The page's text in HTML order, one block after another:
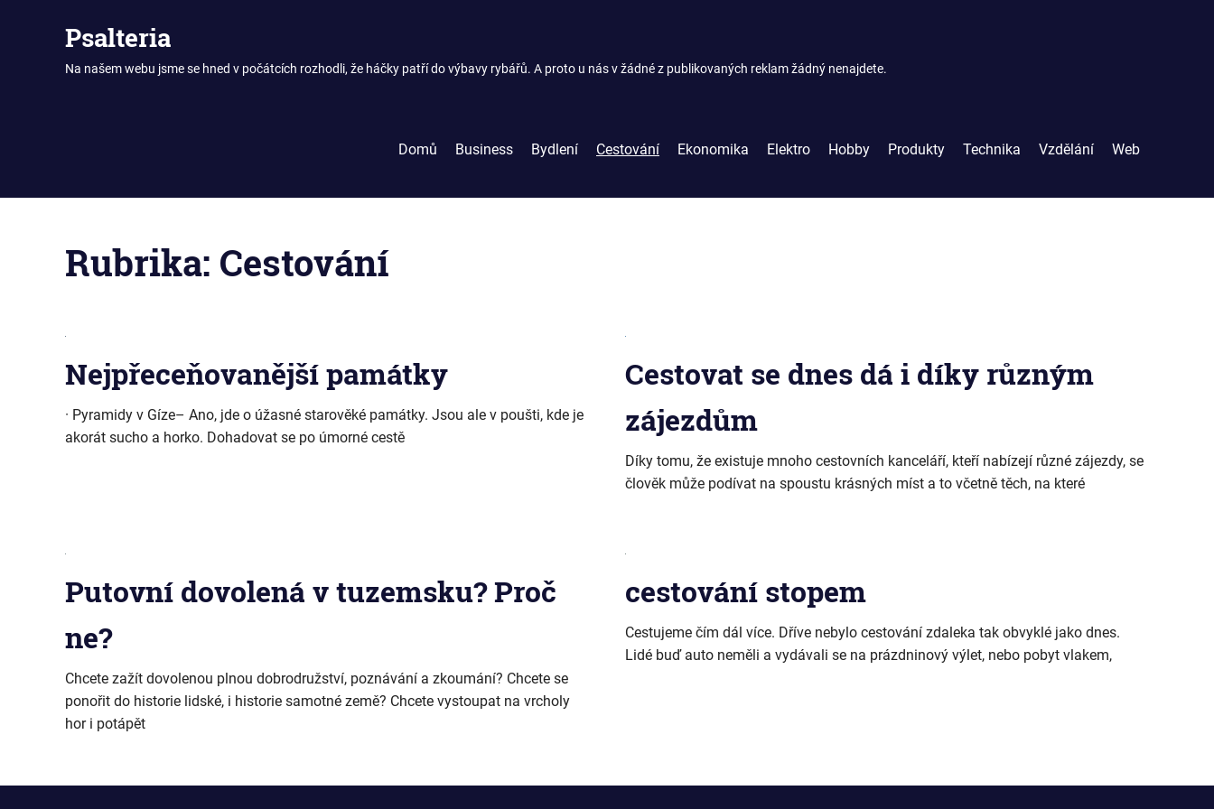
Psalteria
Na našem webu jsme se hned v počátcích rozhodli, že háčky patří do výbavy rybářů. A proto u nás v žádné z publikovaných reklam žádný nenajdete.
Domů Business Bydlení Cestování Ekonomika Elektro Hobby Produkty Technika Vzdělání Web
Rubrika: Cestování
Nejpřeceňovanější památky
· Pyramidy v Gíze– Ano, jde o úžasné starověké památky. Jsou ale v poušti, kde je
akorát sucho a horko. Dohadovat se po úmorné cestě
Cestovat se dnes dá i díky různým
zájezdům
Díky tomu, že existuje mnoho cestovních kanceláří, kteří nabízejí různé zájezdy, se
člověk může podívat na spoustu krásných míst a to včetně těch, na které
Putovní dovolená v tuzemsku? Proč
ne?
Chcete zažít dovolenou plnou dobrodružství, poznávání a zkoumání? Chcete se
ponořit do historie lidské, i historie samotné země? Chcete vystoupat na vrcholy
hor i potápět
cestování stopem
Cestujeme čím dál více. Dříve nebylo cestování zdaleka tak obvyklé jako dnes.
Lidé buď auto neměli a vydávali se na prázdninový výlet, nebo pobyt vlakem,